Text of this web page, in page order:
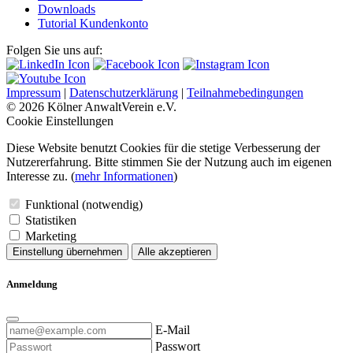
Downloads
Tutorial Kundenkonto
Folgen Sie uns auf:
Impressum | Datenschutzerklärung | Teilnahmebedingungen
© 2026 Kölner AnwaltVerein e.V.
Cookie Einstellungen
Diese Website benutzt Cookies für die stetige Verbesserung der
Nutzererfahrung. Bitte stimmen Sie der Nutzung auch im eigenen
Interesse zu. (mehr Informationen)
Funktional (notwendig)
Statistiken
Marketing
Einstellung übernehmen Alle akzeptieren
Anmeldung
E-Mail
Passwort